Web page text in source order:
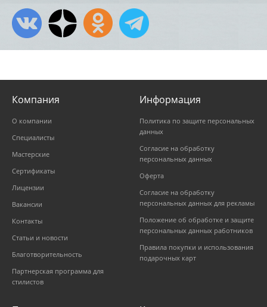
Компания
О компании
Специалисты
Мастерские
Сертификаты
Лицензии
Вакансии
Контакты
Статьи и новости
Благотворительность
Партнерская программа для
стилистов
Информация
Политика по защите персональных
данных
Согласие на обработку
персональных данных
Оферта
Согласие на обработку
персональных данных для рекламы
Положение об обработке и защите
персональных данных работников
Правила покупки и использования
подарочных карт